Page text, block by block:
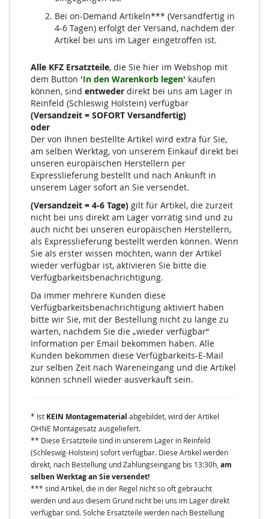
Bei on-Demand Artikeln*** (Versandfertig in
4-6 Tagen) erfolgt der Versand, nachdem der
Artikel bei uns im Lager eingetroffen ist.
Alle KFZ Ersatzteile, die Sie hier im Webshop mit
dem Button 'In den Warenkorb legen' kaufen
können, sind entweder direkt bei uns am Lager in
Reinfeld (Schleswig Holstein) verfügbar
(Versandzeit = SOFORT Versandfertig)
oder
Der von Ihnen bestellte Artikel wird extra für Sie,
am selben Werktag, von unserem Einkauf direkt bei
unseren europäischen Herstellern per
Expresslieferung bestellt und nach Ankunft in
unserem Lager sofort an Sie versendet.
(Versandzeit = 4-6 Tage) gilt für Artikel, die zurzeit
nicht bei uns direkt am Lager vorrätig sind und zu
auch nicht bei unseren europäischen Herstellern,
als Expresslieferung bestellt werden können. Wenn
Sie als erster wissen möchten, wann der Artikel
wieder verfügbar ist, aktivieren Sie bitte die
Verfügbarkeitsbenachrichtigung.
Da immer mehrere Kunden diese
Verfügbarkeitsbenachrichtigung aktiviert haben
bitte wir Sie, mit der Bestellung nicht zu lange zu
warten, nachdem Sie die „wieder verfügbar“
Information per Email bekommen haben. Alle
Kunden bekommen diese Verfügbarkeits-E-Mail
zur selben Zeit nach Wareneingang und die Artikel
können schnell wieder ausverkauft sein.
* Ist KEIN Montagematerial abgebildet, wird der Artikel
OHNE Montagesatz ausgeliefert.
** Diese Ersatzteile sind in unserem Lager in Reinfeld
(Schleswig-Holstein) sofort verfügbar. Diese Artikel werden
direkt, nach Bestellung und Zahlungseingang bis 13:30h, am
selben Werktag an Sie versendet!
*** sind Artikel, die in der Regel nicht so oft gebraucht
werden und aus diesem Grund nicht bei uns im Lager direkt
verfügbar sind. Solche Ersatzteile werden nach Bestellung